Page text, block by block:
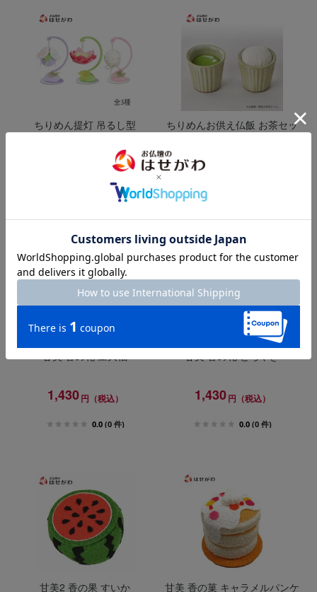
ちりめん提灯 吊るし型
円（税込）
(0 件)
ちりめんお供え仏飯 お茶セッ
990
1,430円（税込）
0.0 (0 件)
1,430円（税込）
0.0 (0 件)
甘美2 香の果 すいか
甘美 香の菓 キャラメルパンケ